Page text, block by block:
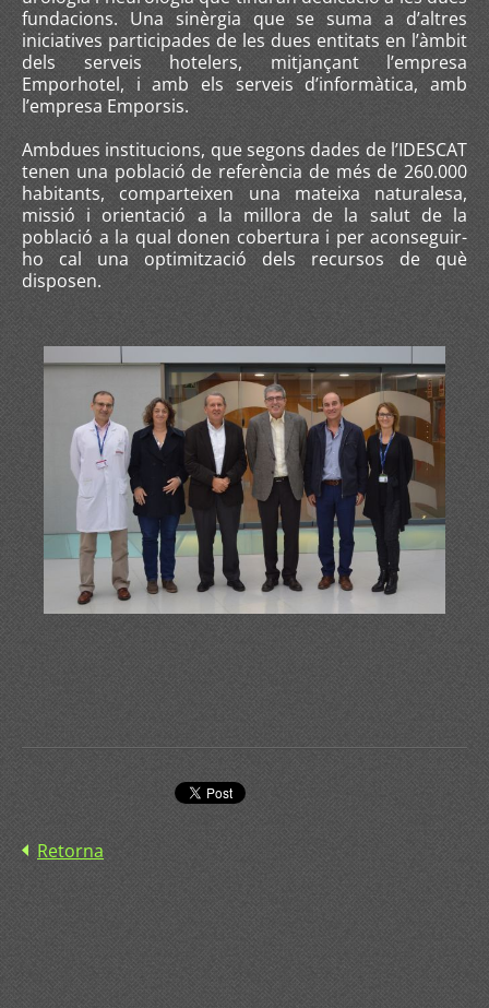
fundacions. Una sinèrgia que se suma a d’altres
iniciatives participades de les dues entitats en l’àmbit
dels serveis hotelers, mitjançant l’empresa
Emporhotel, i amb els serveis d’informàtica, amb
l’empresa Emporsis.
Ambdues institucions, que segons dades de l’IDESCAT
tenen una població de referència de més de 260.000
habitants, comparteixen una mateixa naturalesa,
missió i orientació a la millora de la salut de la
població a la qual donen cobertura i per aconseguir-
ho cal una optimització dels recursos de què
disposen.
Retorna